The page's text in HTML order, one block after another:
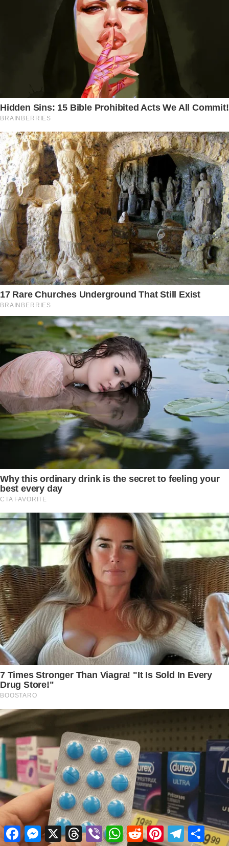
FacebookMessenger
X ThreadsViberWhatsApp
RedditPinterestTelegram
Share